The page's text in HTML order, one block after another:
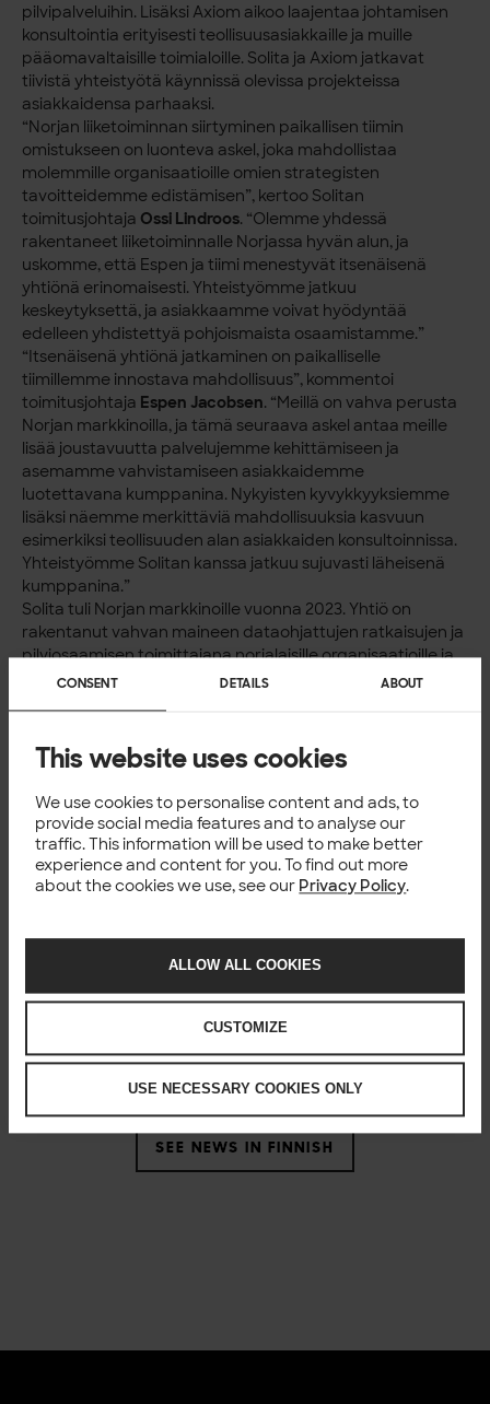
CONSENT DETAILS ABOUT
This website uses cookies
We use cookies to personalise content and ads, to
provide social media features and to analyse our
traffic. This information will be used to make better
experience and content for you. To find out more
about the cookies we use, see our Privacy Policy.
ALLOW ALL COOKIES
CUSTOMIZE
USE NECESSARY COOKIES ONLY
pilvipalveluihin. Lisäksi Axiom aikoo laajentaa johtamisen
konsultointia erityisesti teollisuusasiakkaille ja muille
pääomavaltaisille toimialoille. Solita ja Axiom jatkavat
tiivistä yhteistyötä käynnissä olevissa projekteissa
asiakkaidensa parhaaksi.
“Norjan liiketoiminnan siirtyminen paikallisen tiimin
omistukseen on luonteva askel, joka mahdollistaa
molemmille organisaatioille omien strategisten
tavoitteidemme edistämisen”, kertoo Solitan
toimitusjohtaja Ossi Lindroos. “Olemme yhdessä
rakentaneet liiketoiminnalle Norjassa hyvän alun, ja
uskomme, että Espen ja tiimi menestyvät itsenäisenä
yhtiönä erinomaisesti. Yhteistyömme jatkuu
keskeytyksettä, ja asiakkaamme voivat hyödyntää
edelleen yhdistettyä pohjoismaista osaamistamme.”
“Itsenäisenä yhtiönä jatkaminen on paikalliselle
tiimillemme innostava mahdollisuus”, kommentoi
toimitusjohtaja Espen Jacobsen. “Meillä on vahva perusta
Norjan markkinoilla, ja tämä seuraava askel antaa meille
lisää joustavuutta palvelujemme kehittämiseen ja
asemamme vahvistamiseen asiakkaidemme
luotettavana kumppanina. Nykyisten kyvykkyyksiemme
lisäksi näemme merkittäviä mahdollisuuksia kasvuun
esimerkiksi teollisuuden alan asiakkaiden konsultoinnissa.
Yhteistyömme Solitan kanssa jatkuu sujuvasti läheisenä
kumppanina.”
Solita tuli Norjan markkinoille vuonna 2023. Yhtiö on
rakentanut vahvan maineen dataohjattujen ratkaisujen ja
pilviosaamisen toimittajana norjalaisille organisaatioille ja
sen asiakkaisiin kuuluvat muun muassa
ja
Lisätietoja
Norja,+47 400 20 318,espen.jacobsen@axiomgroup.no
Solita Group, Ossi Lindroos, toimitusjohtaja,+358 40 750
7637,ossi.lindroos@solita.fi
Happening now
SEE NEWS IN FINNISH